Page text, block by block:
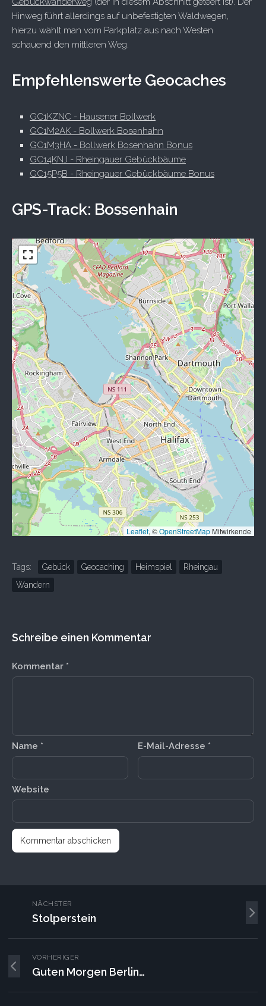
Hinweg führt allerdings auf unbefestigten Waldwegen,
hierzu wählt man vom Parkplatz aus nach Westen
schauend den mittleren Weg.
Empfehlenswerte Geocaches
GC1KZNC - Hausener Bollwerk
GC1M2AK - Bollwerk Bosenhahn
GC1M3HA - Bollwerk Bosenhahn Bonus
GC14KNJ - Rheingauer Gebückbäume
GC15P5B - Rheingauer Gebückbäume Bonus
GPS-Track: Bossenhain
Leaflet, ©OpenStreetMapMitwirkende
Tags: Gebück Geocaching Heimspiel
Rheingau
Wandern
Schreibe einen Kommentar
Kommentar *
Name * E-Mail-Adresse *
Website
NÄCHSTER
Stolperstein
VORHERIGER
Guten Morgen Berlin…